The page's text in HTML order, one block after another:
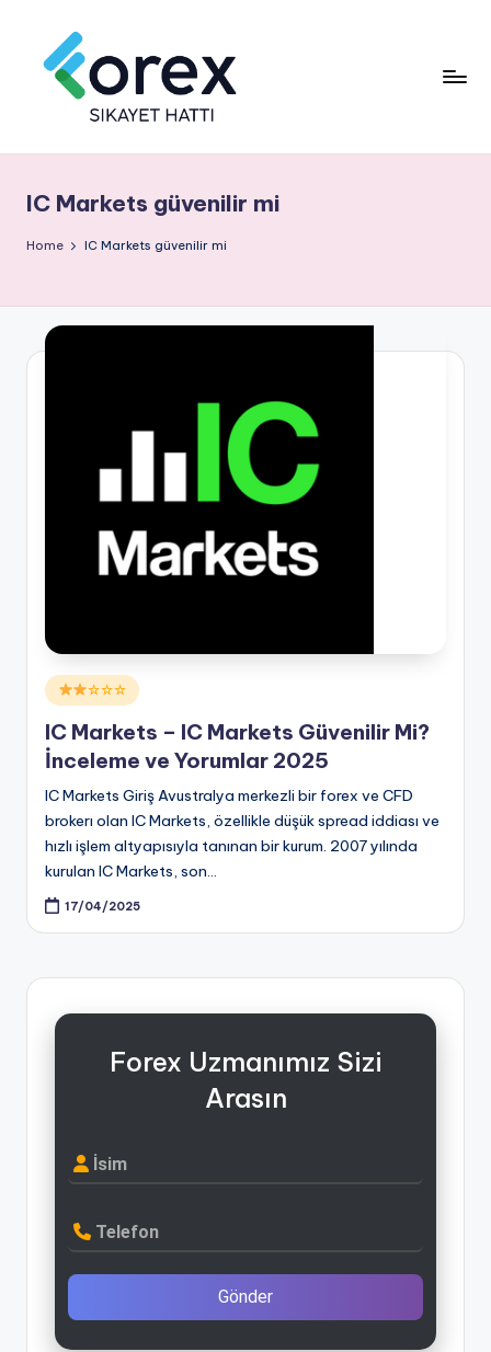
IC Markets güvenilir mi
Home IC Markets güvenilir mi
Posted
in
☆☆☆
IC Markets – IC Markets Güvenilir Mi?
İnceleme ve Yorumlar 2025
IC Markets Giriş Avustralya merkezli bir forex ve CFD
brokerı olan IC Markets, özellikle düşük spread iddiası ve
hızlı işlem altyapısıyla tanınan bir kurum. 2007 yılında
kurulan IC Markets, son…
17/04/2025
Forex Uzmanımız Sizi
Arasın
İsim
Telefon
Gönder